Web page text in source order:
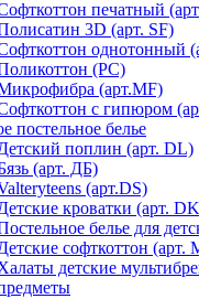
печатный
3D (арт. SF)
однотонный
(PC)
(арт.MF)
с гипюром
постельное белье
поплин (арт. DL)
(арт. ДБ)
(арт.DS)
кроватки (арт.
белье для
софткоттон (арт.
детские